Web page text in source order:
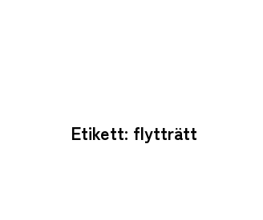
Etikett: flytträtt